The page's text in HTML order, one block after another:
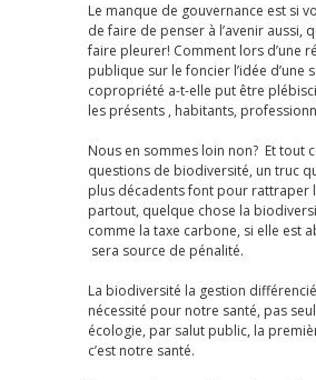
Le manque de gouvernance est si
de faire de penser à l’avenir aussi,
faire pleurer! Comment lors d’une
publique sur le foncier l’idée d’une
copropriété a-t-elle put être
les présents , habitants,
Nous en sommes loin non? Et tout
questions de biodiversité, un truc
plus décadents font pour rattraper
partout, quelque chose la
comme la taxe carbone, si elle est
sera source de pénalité.
La biodiversité la gestion
nécessité pour notre santé, pas
écologie, par salut public, la
c’est notre santé.